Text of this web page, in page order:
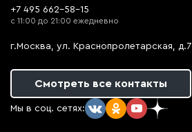
+7 495 662-58-15
с 11:00 до 21:00 ежедневно
г.Москва, ул. Краснопролетарская, д.7
Смотреть все контакты
Мы в соц. сетях: